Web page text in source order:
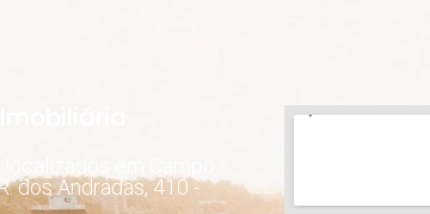
dos Andradas, 410 -